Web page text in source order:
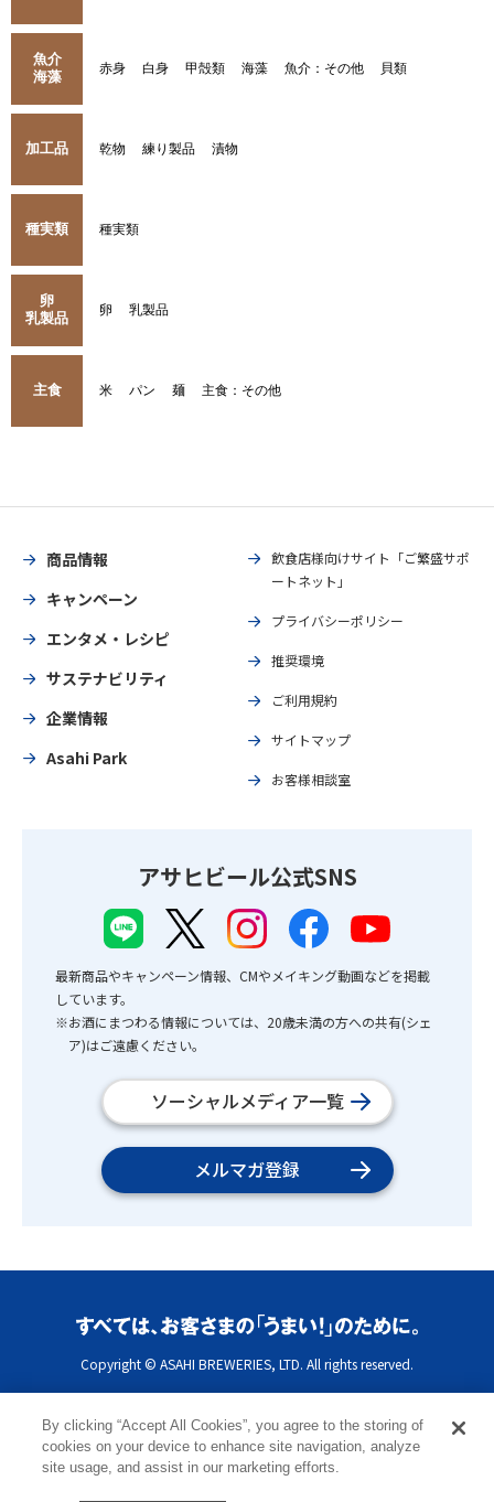
魚介
海藻
赤身 白身 甲殻類 海藻 魚介：その他 貝類
加工品 乾物 練り製品 漬物
種実類 種実類
卵
乳製品
卵 乳製品
主食 米 パン 麺 主食：その他
商品情報
キャンペーン
エンタメ・レシピ
サステナビリティ
企業情報
Asahi Park
飲食店様向けサイト「ご繁盛サポ
ートネット」
プライバシーポリシー
推奨環境
ご利用規約
サイトマップ
お客様相談室
アサヒビール公式SNS
最新商品やキャンペーン情報、CMやメイキング動画などを掲載
しています。
※お酒にまつわる情報については、20歳未満の方への共有(シェ
ア)はご遠慮ください。
ソーシャルメディア一覧
メルマガ登録
Copyright © ASAHI BREWERIES, LTD. All rights reserved.
By clicking “Accept All Cookies”, you agree to the storing of
cookies on your device to enhance site navigation, analyze
site usage, and assist in our marketing efforts.